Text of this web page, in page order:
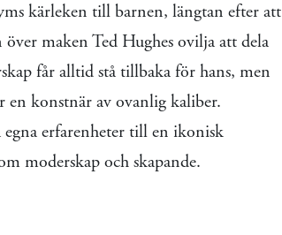
kärleken till barnen, längtan efter att
maken Ted Hughes ovilja att dela
får alltid stå tillbaka för hans, men
en konstnär av ovanlig kaliber.
erfarenheter till en ikonisk
moderskap och skapande.